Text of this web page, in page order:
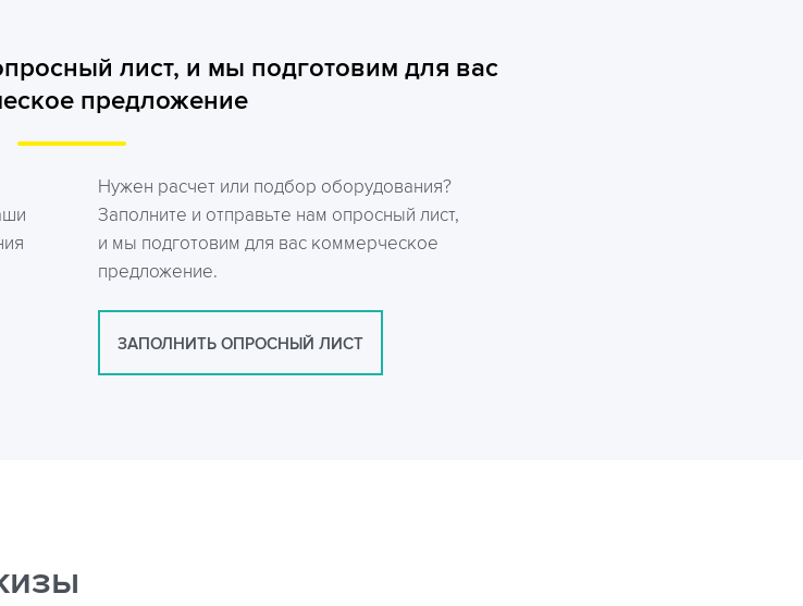
лист, и мы подготовим для вас
предложение
Нужен расчет или подбор оборудования?
Заполните и отправьте нам опросный лист,
и мы подготовим для вас коммерческое
предложение.
ЗАПОЛНИТЬ ОПРОСНЫЙ ЛИСТ